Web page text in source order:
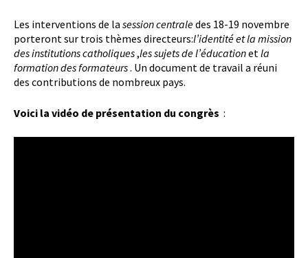
Les interventions de la session centraledes 18-19 novembre
porteront sur trois thèmes directeurs:l’identité et la mission
des institutions catholiques,les sujets de l’éducationetla
formation des formateurs. Un document de travail a réuni
des contributions de nombreux pays.
Voici la vidéo de présentation du congrès :